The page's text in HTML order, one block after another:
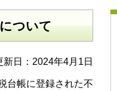
ついて
新日：2024年4月1日
台帳に登録された不